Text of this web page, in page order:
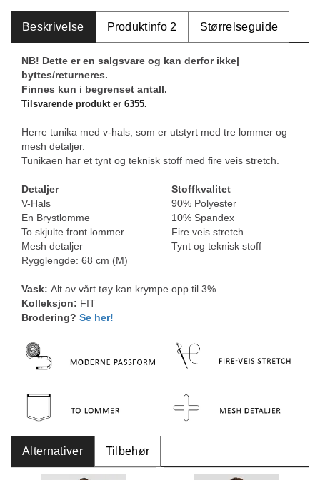
Beskrivelse Produktinfo 2 Størrelseguide
NB! Dette er en salgsvare og kan derfor ikke|
byttes/returneres.
Finnes kun i begrenset antall.
Tilsvarende produkt er 6355.
Herre tunika med v-hals, som er utstyrt med tre lommer og
mesh detaljer.
Tunikaen har et tynt og teknisk stoff med fire veis stretch.
Detaljer
Stoffkvalitet
V-Hals
90% Polyester
En Brystlomme
10% Spandex
To skjulte front lommer
Fire veis stretch
Mesh detaljer
Tynt og teknisk stoff
Rygglengde: 68 cm (M)
Vask: Alt av vårt tøy kan krympe opp til 3%
Kolleksjon: FIT
Brodering? Se her!
Alternativer Tilbehør